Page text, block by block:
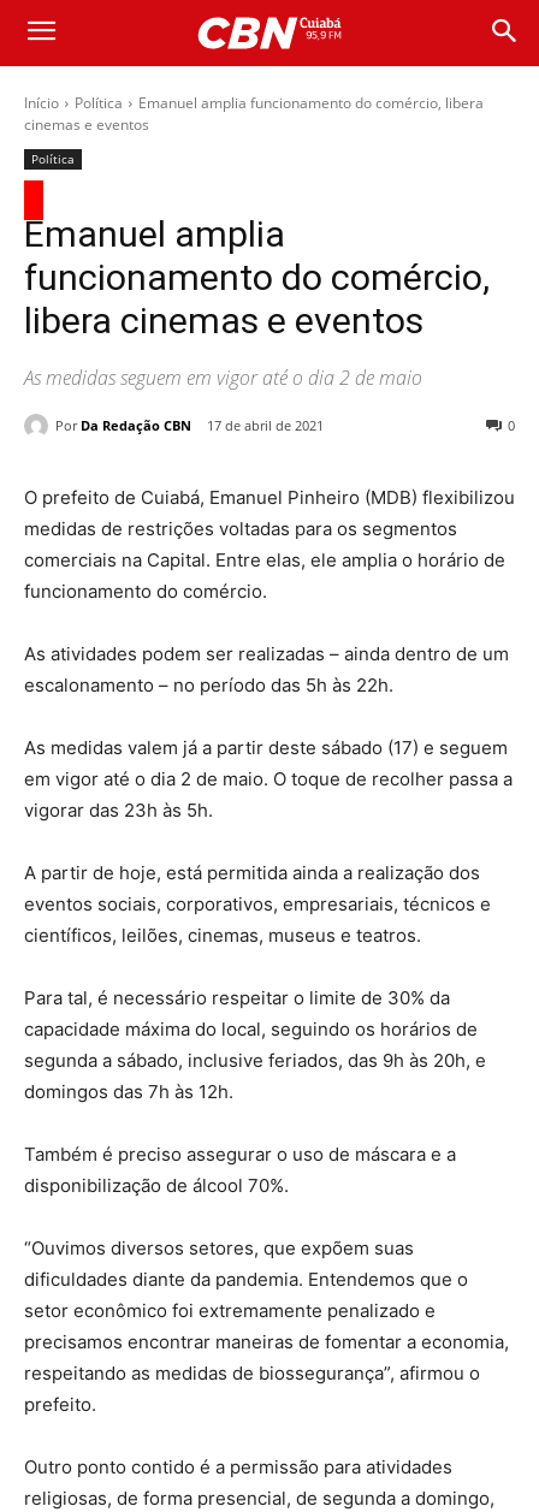
Início Política
Emanuel amplia funcionamento do comércio, libera
cinemas e eventos
Política
Emanuel amplia
funcionamento do comércio,
libera cinemas e eventos
As medidas seguem em vigor até o dia 2 de maio
Por Da Redação CBN 17 de abril de 2021 0
O prefeito de Cuiabá, Emanuel Pinheiro (MDB) flexibilizou
medidas de restrições voltadas para os segmentos
comerciais na Capital. Entre elas, ele amplia o horário de
funcionamento do comércio.
As atividades podem ser realizadas – ainda dentro de um
escalonamento – no período das 5h às 22h.
As medidas valem já a partir deste sábado (17) e seguem
em vigor até o dia 2 de maio. O toque de recolher passa a
vigorar das 23h às 5h.
A partir de hoje, está permitida ainda a realização dos
eventos sociais, corporativos, empresariais, técnicos e
científicos, leilões, cinemas, museus e teatros.
Para tal, é necessário respeitar o limite de 30% da
capacidade máxima do local, seguindo os horários de
segunda a sábado, inclusive feriados, das 9h às 20h, e
domingos das 7h às 12h.
Também é preciso assegurar o uso de máscara e a
disponibilização de álcool 70%.
“Ouvimos diversos setores, que expõem suas
dificuldades diante da pandemia. Entendemos que o
setor econômico foi extremamente penalizado e
precisamos encontrar maneiras de fomentar a economia,
respeitando as medidas de biossegurança”, afirmou o
prefeito.
Outro ponto contido é a permissão para atividades
religiosas, de forma presencial, de segunda a domingo,